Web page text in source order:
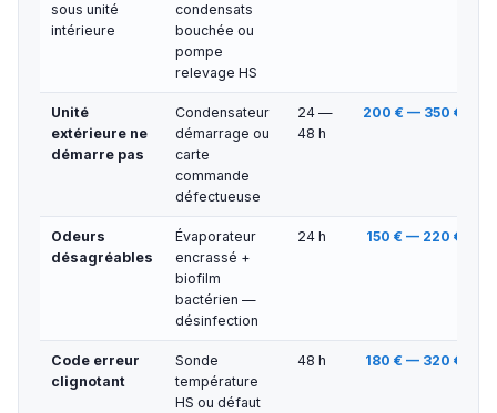
sous unité
intérieure
condensats
bouchée ou
pompe
relevage HS
Unité
extérieure ne
démarre pas
Condensateur
démarrage ou
carte
commande
défectueuse
24 —
48 h
200 € — 350 €
Odeurs
désagréables
Évaporateur
encrassé +
biofilm
bactérien —
désinfection
24 h 150 € — 220 €
Code erreur
clignotant
Sonde
température
HS ou défaut
48 h 180 € — 320 €